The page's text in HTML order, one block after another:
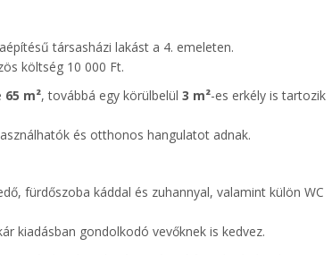
társasházi lakást a 4. emeleten.
költség 10 000 Ft.
65 m², továbbá egy körülbelül 3 m²-es erkély is tartozik
és otthonos hangulatot adnak.
fürdőszoba káddal és zuhannyal, valamint külön WC
kiadásban gondolkodó vevőknek is kedvez.